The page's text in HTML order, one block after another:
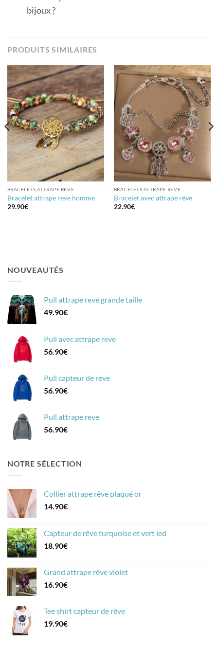
bijoux ?
PRODUITS SIMILAIRES
BRACELETS ATTRAPE RÊVE
Bracelet attrape reve homme
29.90€
BRACELETS ATTRAPE RÊVE
Bracelet avec attrape rêve
22.90€
NOUVEAUTÉS
Pull attrape reve grande taille
49.90€
Pull avec attrape reve
56.90€
Pull capteur de reve
56.90€
Pull attrape reve
56.90€
NOTRE SÉLECTION
Collier attrape rêve plaqué or
14.90€
Capteur de rêve turquoise et vert led
18.90€
Grand attrape rêve violet
16.90€
Tee shirt capteur de rêve
19.90€